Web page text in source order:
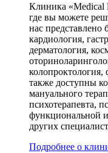
Клиника «Medical
где вы можете
нас представлено
кардиология,
дерматология,
также доступны
мануального
психотерапевта,
функциональной и
других
Подробнее о